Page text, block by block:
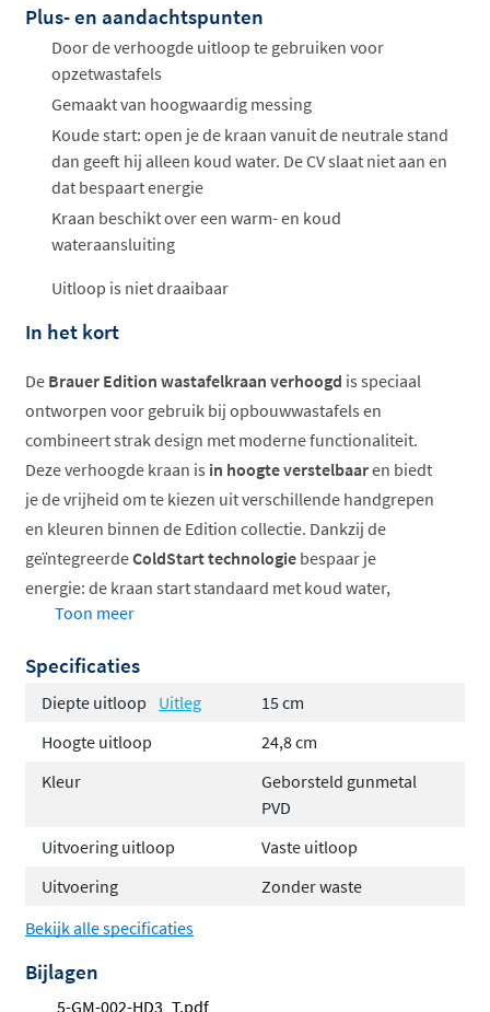
Offertes
ophalen...
Plus- en aandachtspunten
Door de verhoogde uitloop te gebruiken voor
opzetwastafels
Gemaakt van hoogwaardig messing
Koude start: open je de kraan vanuit de neutrale stand
dan geeft hij alleen koud water. De CV slaat niet aan en
dat bespaart energie
Kraan beschikt over een warm- en koud
wateraansluiting
Uitloop is niet draaibaar
In het kort
De Brauer Edition wastafelkraan verhoogd is speciaal
ontworpen voor gebruik bij opbouwwastafels en
combineert strak design met moderne functionaliteit.
Deze verhoogde kraan is in hoogte verstelbaaren biedt
je de vrijheid om te kiezen uit verschillende handgrepen
en kleuren binnen de Edition collectie. Dankzij de
geïntegreerdeColdStart technologie bespaar je
energie: de kraan start standaard met koud water,
waardoor je alleen warm water gebruikt wanneer je dit
Geschikt voor opbouwwastafels
Verkrijgbaar in diverse kleuren
Keuze uit vijf handgreepmodellen
Strak en tijdloos design
Het verhoogde model met I-uitloop past perfect bij
uitstraling. De strakke lijnen en het tijdloze ontwerp
zorgen ervoor dat deze kraan jarenlang mooi blijft en bij
Toon meer
Specificaties
Diepte uitloop Uitleg
15 cm
Hoogte uitloop
24,8 cm
Kleur
Geborsteld gunmetal
PVD
Uitvoering uitloop
Vaste uitloop
Uitvoering
Zonder waste
Bekijk alle specificaties
Bijlagen
5-GM-002-HD3_T.pdf